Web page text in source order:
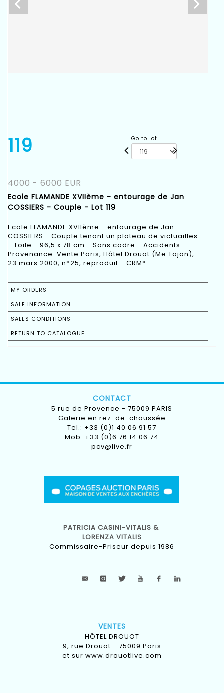
119 Go to lot
4000 - 6000 EUR
Ecole FLAMANDE XVIIème - entourage de Jan
COSSIERS - Couple - Lot 119
Ecole FLAMANDE XVIIème - entourage de Jan
COSSIERS - Couple tenant un plateau de victuailles
- Toile - 96,5 x 78 cm - Sans cadre - Accidents -
Provenance :Vente Paris, Hôtel Drouot (Me Tajan),
23 mars 2000, n°25, reproduit - CRM*
MY ORDERS
SALE INFORMATION
SALES CONDITIONS
RETURN TO CATALOGUE
CONTACT
5 rue de Provence - 75009 PARIS
Galerie en rez-de-chaussée
Tel.: +33 (0)1 40 06 91 57
Mob: +33 (0)6 76 14 06 74
pcv@live.fr
PATRICIA CASINI-VITALIS &
LORENZA VITALIS
Commissaire-Priseur depuis 1986
VENTES
HÔTEL DROUOT
9, rue Drouot - 75009 Paris
et sur www.drouotlive.com